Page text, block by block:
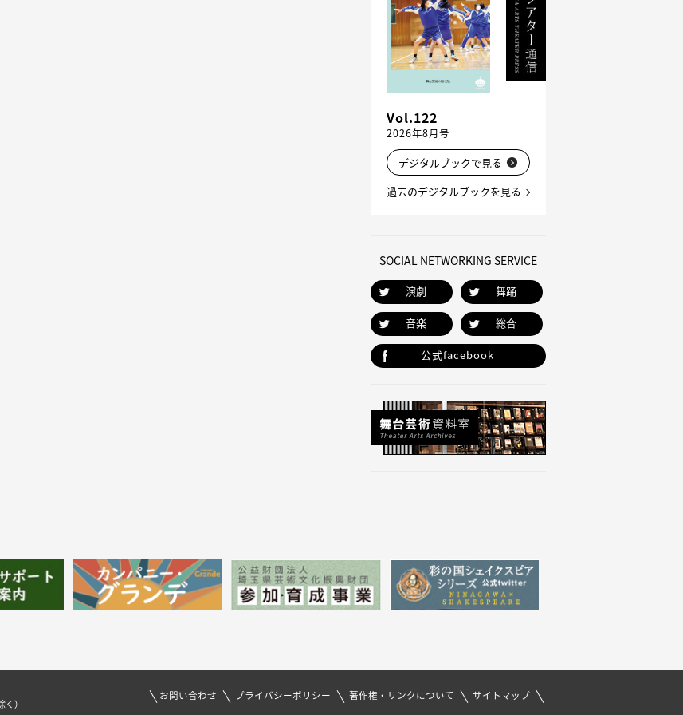
Vol.122
2026年8月号
デジタルブックで見る
過去のデジタルブックを見る
SOCIAL NETWORKING SERVICE
演劇 舞踊
音楽 総合
公式facebook
く）
お問い合わせ プライバシーポリシー 著作権・リンクについて サイトマップ